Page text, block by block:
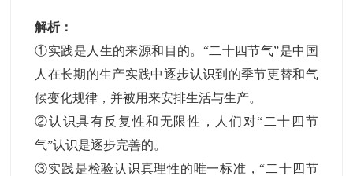
解析：
①实践是人生的来源和目的。“二十四节气”是中国
人在长期的生产实践中逐步认识到的季节更替和气
候变化规律，并被用来安排生活与生产。
②认识具有反复性和无限性，人们对“二十四节
气”认识是逐步完善的。
③实践是检验认识真理性的唯一标准，“二十四节